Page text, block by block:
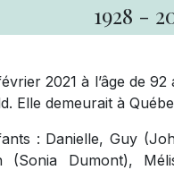
1928 -
2021 à l’âge de
Elle demeurait à
: Danielle, Guy
(Sonia Dumont),